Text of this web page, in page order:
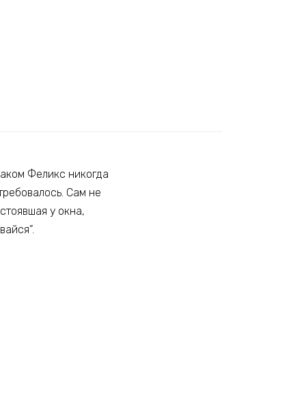
Феликс никогда
Сам не
у окна,